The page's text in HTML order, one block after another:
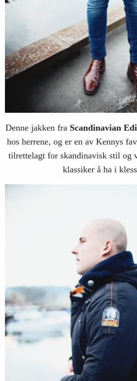
Denne jakken fra Scandinavian
hos herrene, og er en av Kennys
tilrettelagt for skandinavisk stil og
klassiker å ha i